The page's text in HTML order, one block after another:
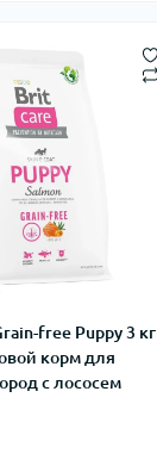
free Puppy 3 кг
корм для
с лососем